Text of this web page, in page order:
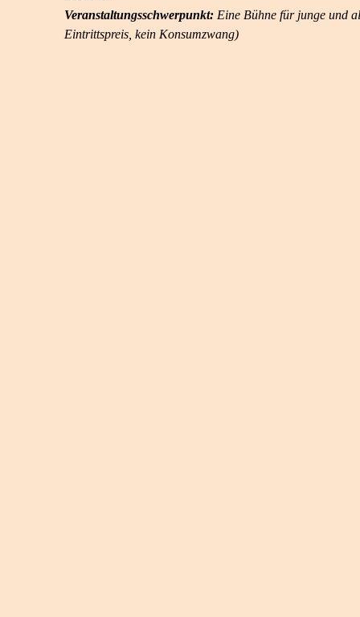
Veranstaltungsschwerpunkt: Eine Bühne für junge und
Eintrittspreis, kein Konsumzwang)